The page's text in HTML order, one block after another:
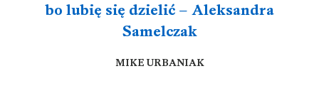
bo lubię się dzielić – Aleksandra
Samelczak
MIKE URBANIAK